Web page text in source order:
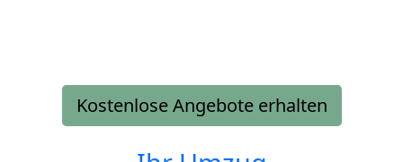
Kostenlose Angebote erhalten